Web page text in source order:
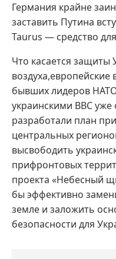
Германия крайне
заставить Путина
Taurus — средство
Что касается защиты
бывших лидеров
украинскими ВВС уже
разработали план
центральных
высвободить
прифронтовых
проекта «Небесный
бы эффективно
земле и заложить
безопасности для